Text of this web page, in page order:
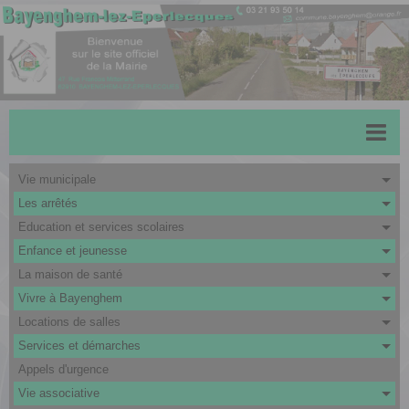
Accueil
Menu scolaire
Actualités
Transports
Urbanisme
CAPSO
Agenda
Vie municipale
Les arrêtés
Education et services scolaires
Enfance et jeunesse
La maison de santé
Vivre à Bayenghem
Locations de salles
Services et démarches
Appels d'urgence
Vie associative